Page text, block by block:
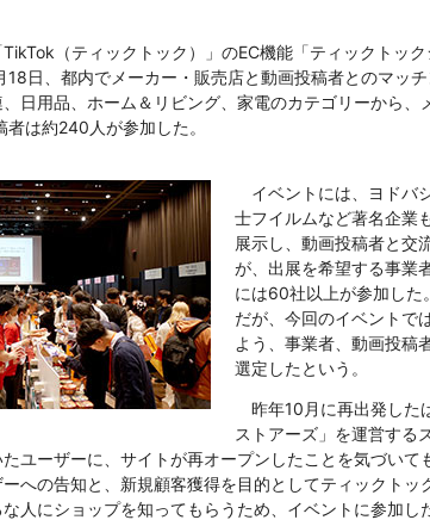
（ティックトック）」のEC機能「ティックトッ
日、都内でメーカー・販売店と動画投稿者とのマッ
日用品、ホーム＆リビング、家電のカテゴリーから、
は約240人が参加した。
イベントには、ヨドバ
士フイルムなど著名企業
展示し、動画投稿者と交
が、出展を希望する事業
には60社以上が参加した
だが、今回のイベントで
よう、事業者、動画投稿
選定したという。
昨年10月に再出発した
ストアーズ」を運営する
ユーザーに、サイトが再オープンしたことを気づいて
への告知と、新規顧客獲得を目的としてティックトッ
人にショップを知ってもらうため、イベントに参加し